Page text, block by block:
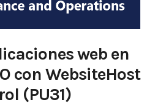
web en
con WebsiteHost
(PU31)